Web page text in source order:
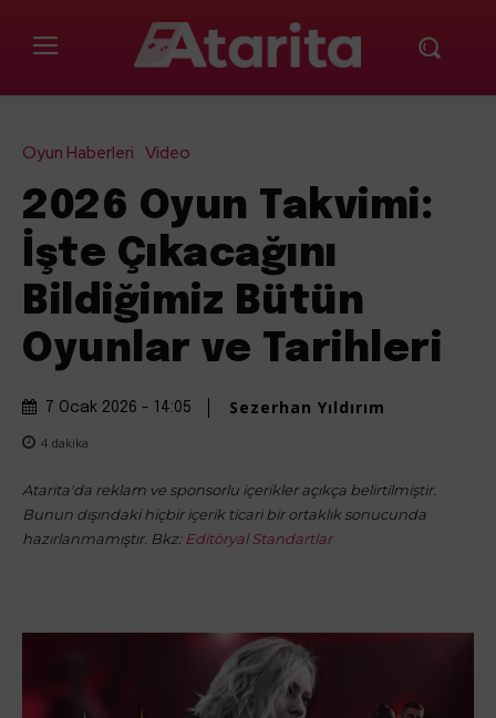
Oyun Haberleri Video
2026 Oyun Takvimi:
İşte Çıkacağını
Bildiğimiz Bütün
Oyunlar ve Tarihleri
7 Ocak 2026 - 14:05 Sezerhan Yıldırım
4 dakika
Atarita'da reklam ve sponsorlu içerikler açıkça belirtilmiştir.
Bunun dışındaki hiçbir içerik ticari bir ortaklık sonucunda
hazırlanmamıştır. Bkz: Editöryal Standartlar